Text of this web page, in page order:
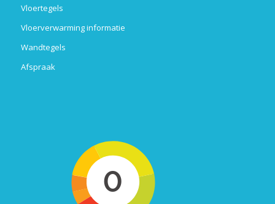
Vloertegels
Vloerverwarming informatie
Wandtegels
Afspraak